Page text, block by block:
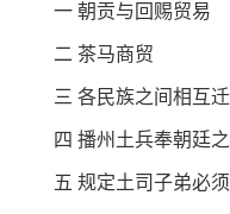
一 朝贡与回赐贸易
二 茶马商贸
三 各民族之间相互
四 播州土兵奉朝廷之
五 规定土司子弟必须